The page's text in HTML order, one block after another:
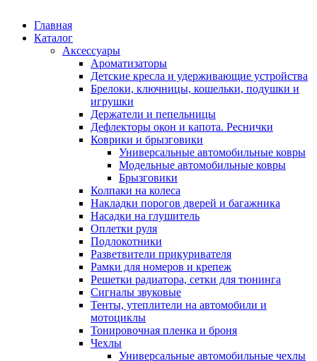
Главная
Каталог
Аксессуары
Ароматизаторы
Детские кресла и удерживающие устройства
Брелоки, ключницы, кошельки, подушки и
игрушки
Держатели и пепельницы
Дефлекторы окон и капота. Реснички
Коврики и брызговики
Универсальные автомобильные ковры
Модельные автомобильные ковры
Брызговики
Колпаки на колеса
Накладки порогов дверей и багажника
Насадки на глушитель
Оплетки руля
Подлокотники
Разветвители прикуривателя
Рамки для номеров и крепеж
Решетки радиатора, сетки для тюнинга
Сигналы звуковые
Тенты, утеплители на автомобили и
мотоциклы
Тонировочная пленка и броня
Чехлы
Универсальные автомобильные чехлы